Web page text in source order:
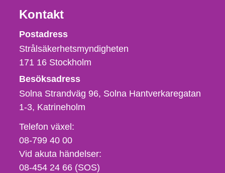
Kontakt
Strålsäkerhetsmyndigheten
Postadress
Strålsäkerhetsmyndigheten
171 16 Stockholm
Besöksadress
Solna Strandväg 96, Solna Hantverkaregatan
1-3 Katrineholm
Telefon,
fax
och
e-
Telefon växel:
08-799 40 00
Vid akuta händelser:
08-454 24 66 (SOS)